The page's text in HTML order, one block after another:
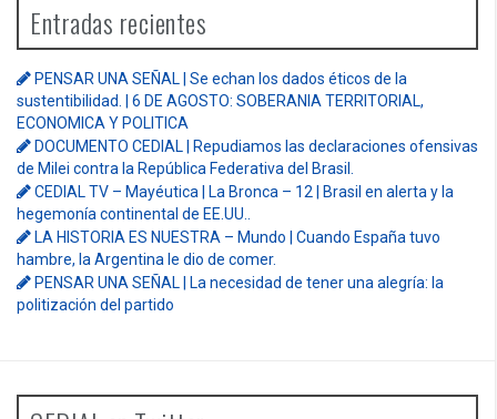
Entradas recientes
PENSAR UNA SEÑAL | Se echan los dados éticos de la
sustentibilidad. | 6 DE AGOSTO: SOBERANIA TERRITORIAL,
ECONOMICA Y POLITICA
DOCUMENTO CEDIAL | Repudiamos las declaraciones ofensivas
de Milei contra la República Federativa del Brasil.
CEDIAL TV – Mayéutica | La Bronca – 12 | Brasil en alerta y la
hegemonía continental de EE.UU..
LA HISTORIA ES NUESTRA – Mundo | Cuando España tuvo
hambre, la Argentina le dio de comer.
PENSAR UNA SEÑAL | La necesidad de tener una alegría: la
politización del partido